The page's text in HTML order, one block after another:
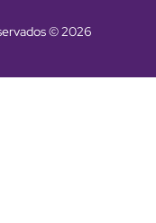
© 2026